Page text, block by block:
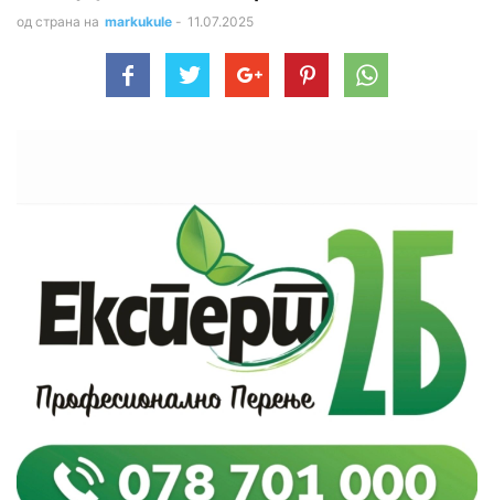
од страна на markukule - 11.07.2025